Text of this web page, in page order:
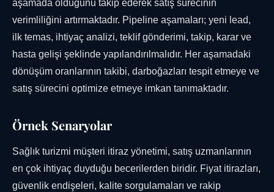
aşamada olduğunu takip ederek satış sürecinin
verimliliğini artırmaktadır. Pipeline aşamaları; yeni lead,
ilk temas, ihtiyaç analizi, teklif gönderimi, takip, karar ve
hasta gelişi şeklinde yapılandırılmalıdır. Her aşamadaki
dönüşüm oranlarının takibi, darboğazları tespit etmeye ve
satış sürecini optimize etmeye imkan tanımaktadır.
Örnek Senaryolar
Sağlık turizmi müşteri itiraz yönetimi, satış uzmanlarının
en çok ihtiyaç duyduğu becerilerden biridir. Fiyat itirazları,
güvenlik endişeleri, kalite sorgulamaları ve rakip